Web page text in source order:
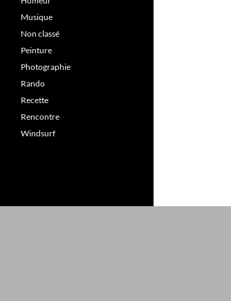
Musique
Non classé
Peinture
Photographie
Rando
Recette
Rencontre
Windsurf